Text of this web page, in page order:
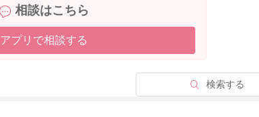
相談はこちら
アプリで相談する
検索する